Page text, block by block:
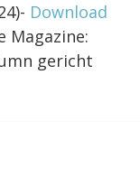
Download
Magazine:
gericht